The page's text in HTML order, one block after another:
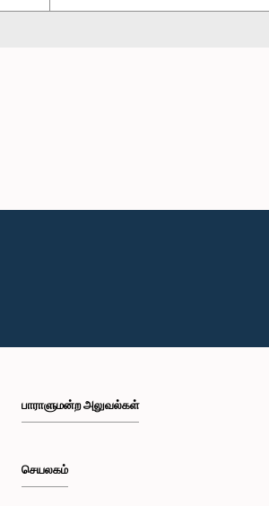
பாராளுமன்ற அலுவல்கள்
செயலகம்